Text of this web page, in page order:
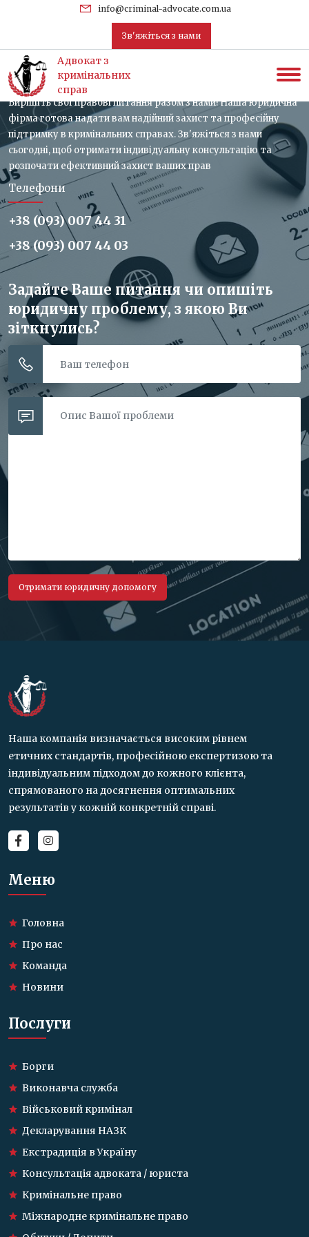
info@criminal-advocate.com.ua
Зв'яжіться з нами
Адвокат з
кримінальних
справ
Зв'яжіться з нами, отримайте
консультацію
Вирішіть свої правові питання разом з нами! Наша юридична
фірма готова надати вам надійний захист та професійну
підтримку в кримінальних справах. Зв'яжіться з нами
сьогодні, щоб отримати індивідуальну консультацію та
розпочати ефективний захист ваших прав
Телефони
+38 (093) 007 44 31
+38 (093) 007 44 03
Задайте Ваше питання чи опишіть
юридичну проблему, з якою Ви
зіткнулись?
Наша компанія визначається високим рівнем
етичних стандартів, професійною експертизою та
індивідуальним підходом до кожного клієнта,
спрямованого на досягнення оптимальних
результатів у кожній конкретній справі.
Меню
Головна
Про нас
Команда
Новини
Послуги
Борги
Виконавча служба
Військовий кримінал
Декларування НАЗК
Екстрадиція в Україну
Консультація адвоката / юриста
Кримінальне право
Міжнародне кримінальне право